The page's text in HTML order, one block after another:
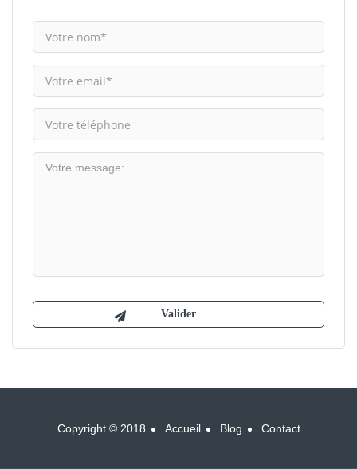
Copyright © 2018 Accueil Blog Contact